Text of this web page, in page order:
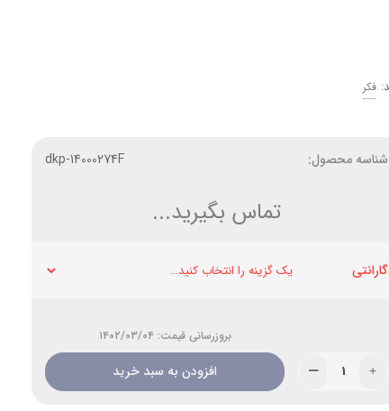
فکر
شناسه محصول: dkp-14000274F
تماس بگیرید...
گارانتی
بروزرسانی قیمت: ۱۴۰۲/۰۳/۰۴
افزودن به سبد خرید